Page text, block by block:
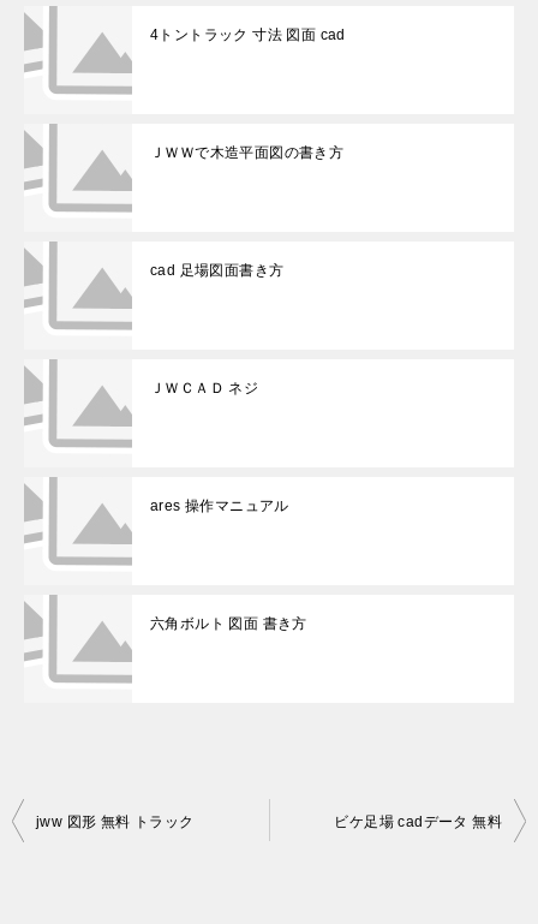
4トントラック 寸法 図面 cad
ＪＷＷで木造平面図の書き方
cad 足場図面書き方
ＪＷＣＡＤ ネジ
ares 操作マニュアル
六角ボルト 図面 書き方
投
jww 図形 無料 トラック ビケ足場 cadデータ 無料